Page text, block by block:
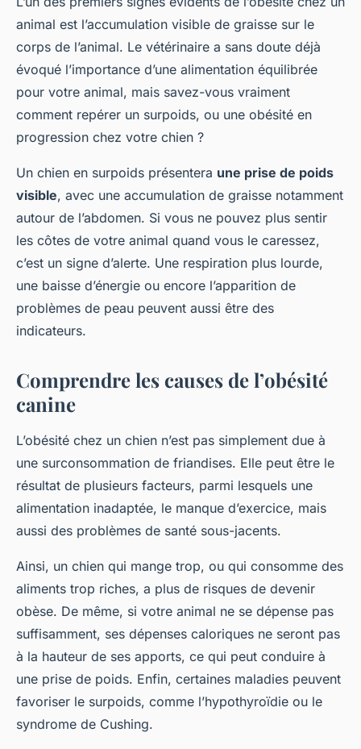
animal est l’accumulation visible de graisse sur le
corps de l’animal. Le vétérinaire a sans doute déjà
évoqué l’importance d’une alimentation équilibrée
pour votre animal, mais savez-vous vraiment
comment repérer un surpoids, ou une obésité en
progression chez votre chien ?
Un chien en surpoids présentera une prise de poids
visible, avec une accumulation de graisse notamment
autour de l’abdomen. Si vous ne pouvez plus sentir
les côtes de votre animal quand vous le caressez,
c’est un signe d’alerte. Une respiration plus lourde,
une baisse d’énergie ou encore l’apparition de
problèmes de peau peuvent aussi être des
indicateurs.
Comprendre les causes de l’obésité
canine
L’obésité chez un chien n’est pas simplement due à
une surconsommation de friandises. Elle peut être le
résultat de plusieurs facteurs, parmi lesquels une
alimentation inadaptée, le manque d’exercice, mais
aussi des problèmes de santé sous-jacents.
Ainsi, un chien qui mange trop, ou qui consomme des
aliments trop riches, a plus de risques de devenir
obèse. De même, si votre animal ne se dépense pas
suffisamment, ses dépenses caloriques ne seront pas
à la hauteur de ses apports, ce qui peut conduire à
une prise de poids. Enfin, certaines maladies peuvent
favoriser le surpoids, comme l’hypothyroïdie ou le
syndrome de Cushing.